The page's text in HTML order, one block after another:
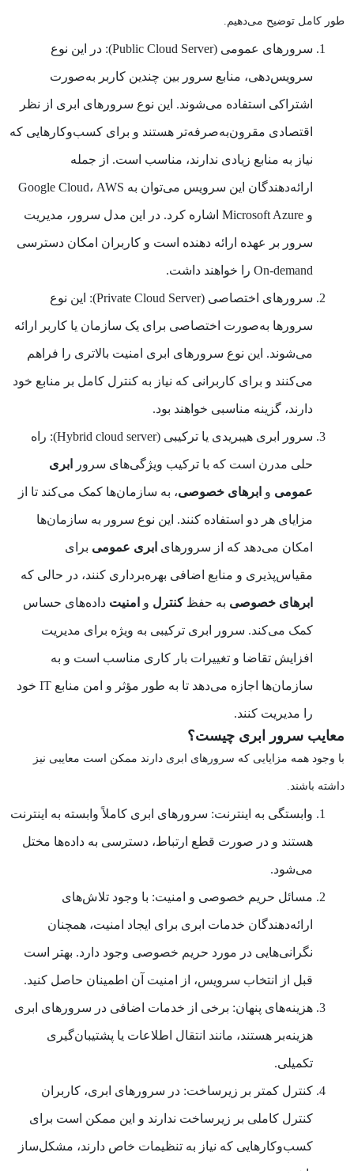
طور کامل توضیح می‌دهیم.
سرورهای عمومی (Public Cloud Server) : در این نوع
سرویس‌دهی، منابع سرور بین چندین کاربر به‌صورت
اشتراکی استفاده می‌شوند. این نوع سرورهای ابری از نظر
اقتصادی مقرون‌به‌صرفه‌تر هستند و برای کسب‌وکارهایی که
نیاز به منابع زیادی ندارند، مناسب است. از جمله
ارائه‌دهندگان این سرویس می‌توان به Google Cloud، AWS
و Microsoft Azure اشاره کرد. در این مدل سرور، مدیریت
سرور بر عهده ارائه دهنده است و کاربران امکان دسترسی
On-demand را خواهند داشت.
سرورهای اختصاصی (Private Cloud Server) : این نوع
سرورها به‌صورت اختصاصی برای یک سازمان یا کاربر ارائه
می‌شوند. این نوع سرورهای ابری امنیت بالاتری را فراهم
می‌کنند و برای کاربرانی که نیاز به کنترل کامل بر منابع خود
دارند، گزینه مناسبی خواهند بود.
سرور ابری هیبریدی یا ترکیبی (Hybrid cloud server): راه
حلی مدرن است که با ترکیب ویژگی‌های سرور ابری
عمومی و ابرهای خصوصی، به سازمان‌ها کمک می‌کند تا از
مزایای هر دو استفاده کنند. این نوع سرور به سازمان‌ها
امکان می‌دهد که از سرورهای ابری عمومی برای
مقیاس‌پذیری و منابع اضافی بهره‌برداری کنند، در حالی که
ابرهای خصوصی به حفظکنترل و امنیت داده‌های حساس
کمک می‌کند. سرور ابری ترکیبی به ویژه برای مدیریت
افزایش تقاضا و تغییرات بار کاری مناسب است و به
سازمان‌ها اجازه می‌دهد تا به طور مؤثر و امن منابع IT خود
را مدیریت کنند.
معایب سرور ابری چیست؟
با وجود همه مزایایی که سرورهای ابری دارند ممکن است معایبی نیز
داشته باشند.
وابستگی به اینترنت: سرورهای ابری کاملاً وابسته به اینترنت
هستند و در صورت قطع ارتباط، دسترسی به داده‌ها مختل
می‌شود.
مسائل حریم خصوصی و امنیت: با وجود تلاش‌های
ارائه‌دهندگان خدمات ابری برای ایجاد امنیت، همچنان
نگرانی‌هایی در مورد حریم خصوصی وجود دارد. بهتر است
قبل از انتخاب سرویس، از امنیت آن اطمینان حاصل کنید.
هزینه‌های پنهان: برخی از خدمات اضافی در سرورهای ابری
هزینه‌بر هستند، مانند انتقال اطلاعات یا پشتیبان‌گیری
تکمیلی.
کنترل کمتر بر زیرساخت: در سرورهای ابری، کاربران
کنترل کاملی بر زیرساخت ندارند و این ممکن است برای
کسب‌وکارهایی که نیاز به تنظیمات خاص دارند، مشکل‌ساز